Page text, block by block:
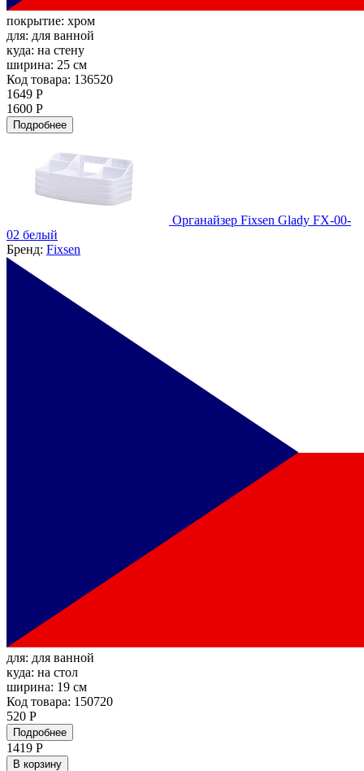
покрытие: хром
для: для ванной
куда: на стену
ширина: 25 см
Код товара: 136520
1649 Р
1600 Р
Подробнее
Органайзер Fixsen Glady FX-00-
02 белый
Бренд: Fixsen
для: для ванной
куда: на стол
ширина: 19 см
Код товара: 150720
520 Р
Подробнее
1419 Р
В корзину